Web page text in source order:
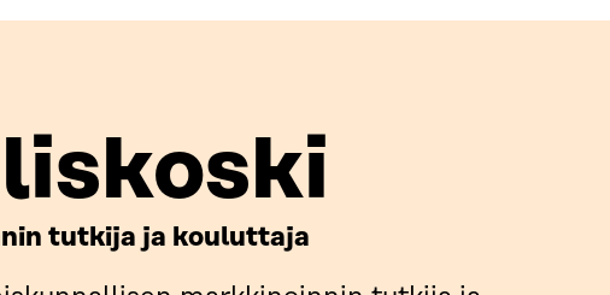
tutkija ja kouluttaja